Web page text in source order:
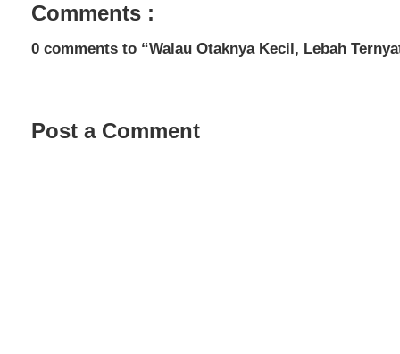
Comments :
0 comments to “Walau Otaknya Kecil, Lebah
Post a Comment